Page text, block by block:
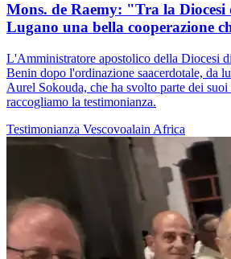
Mons. de Raemy: "Tra la
Lugano una bella cooperazione
L'Amministratore apostolico della Diocesi
Benin dopo l'ordinazione saacerdotale, da
Aurel Sokouda, che ha svolto parte dei
raccogliamo la testimonianza.
Testimonianza Vescovoalain Africa